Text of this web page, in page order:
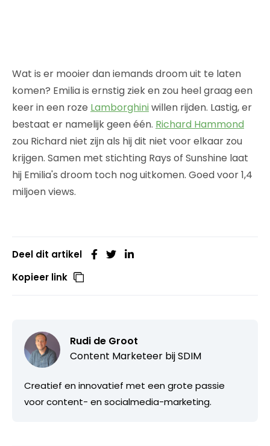
Wat is er mooier dan iemands droom uit te laten
komen? Emilia is ernstig ziek en zou heel graag een
keer in een roze Lamborghiniwillen rijden. Lastig, er
bestaat er namelijk geen één. Richard Hammond
zou Richard niet zijn als hij dit niet voor elkaar zou
krijgen. Samen met stichting Rays of Sunshine laat
hij Emilia's droom toch nog uitkomen. Goed voor 1,4
miljoen views.
Deel dit artikel
Kopieer link
Rudi de Groot
Content Marketeer bijSDIM
Creatief en innovatief met een grote passie
voor content- en socialmedia-marketing.